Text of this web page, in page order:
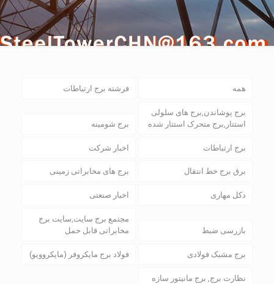
همه فرشته برج ارتباطات
برج پوشاندن,برج های سلولی
استتار,برج متحرک استتار شده
برج شومینه
برج ارتباطات اخبار شرکت
برق برج خط انتقال برج های مخابراتی زمینی
دکل مهاری اخبار صنعتی
بازرسی ضبط
مجتمع برج سایت,سایت برج
مخابراتی قابل حمل
برج مشبک فولادی فولاد برج مایکروفر (مایکروویو)
نظارت برج, برج مانیتور سازه